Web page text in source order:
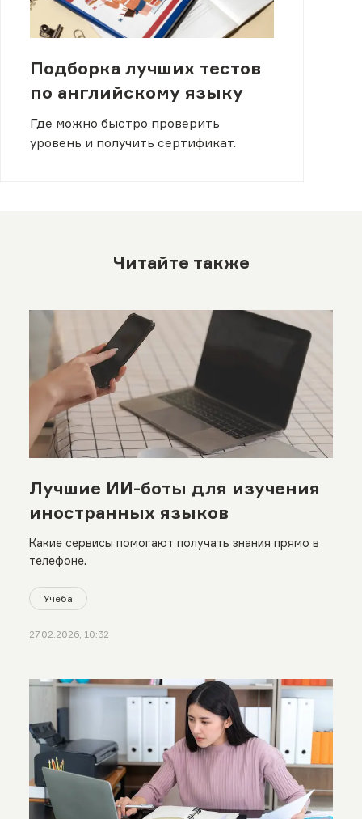
Подборка лучших тестов
по английскому языку
Где можно быстро проверить
уровень и получить сертификат.
Читайте также
Лучшие ИИ-боты для изучения
иностранных языков
Какие сервисы помогают получать знания прямо в
телефоне.
Учеба
27.02.2026, 10:32